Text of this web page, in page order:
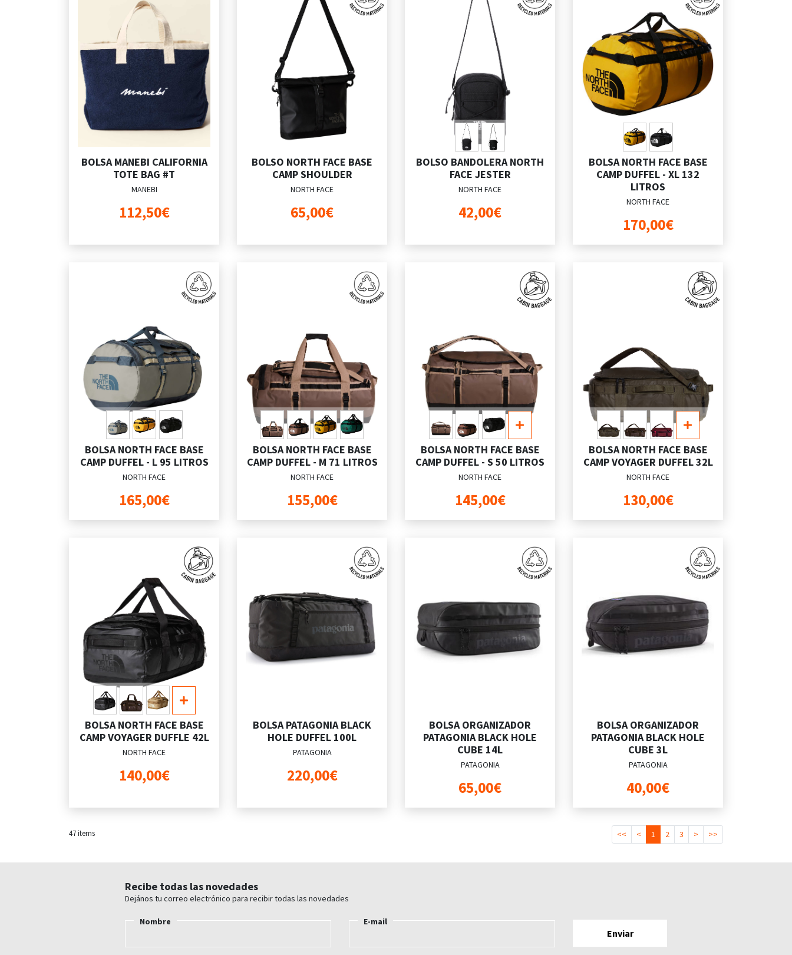
BOLSA MANEBI CALIFORNIA
TOTE BAG #T
MANEBI
112,50€
BOLSO NORTH FACE BASE
CAMP SHOULDER
NORTH FACE
65,00€
BOLSO BANDOLERA NORTH
FACE JESTER
NORTH FACE
42,00€
BOLSA NORTH FACE BASE
CAMP DUFFEL - XL 132
LITROS
NORTH FACE
170,00€
BOLSA NORTH FACE BASE
CAMP DUFFEL - L 95 LITROS
NORTH FACE
165,00€
BOLSA NORTH FACE BASE
CAMP DUFFEL - M 71 LITROS
NORTH FACE
155,00€
BOLSA NORTH FACE BASE
CAMP DUFFEL - S 50 LITROS
NORTH FACE
145,00€
BOLSA NORTH FACE BASE
CAMP VOYAGER DUFFEL 32L
NORTH FACE
130,00€
BOLSA NORTH FACE BASE
CAMP VOYAGER DUFFLE 42L
NORTH FACE
140,00€
BOLSA PATAGONIA BLACK
HOLE DUFFEL 100L
PATAGONIA
220,00€
BOLSA ORGANIZADOR
PATAGONIA BLACK HOLE
CUBE 14L
PATAGONIA
65,00€
BOLSA ORGANIZADOR
PATAGONIA BLACK HOLE
CUBE 3L
PATAGONIA
40,00€
47items << < 1 2 3 > >>
Recibe todas las novedades
Dejános tu correo electrónico para recibir todas las novedades
Nombre E-mail